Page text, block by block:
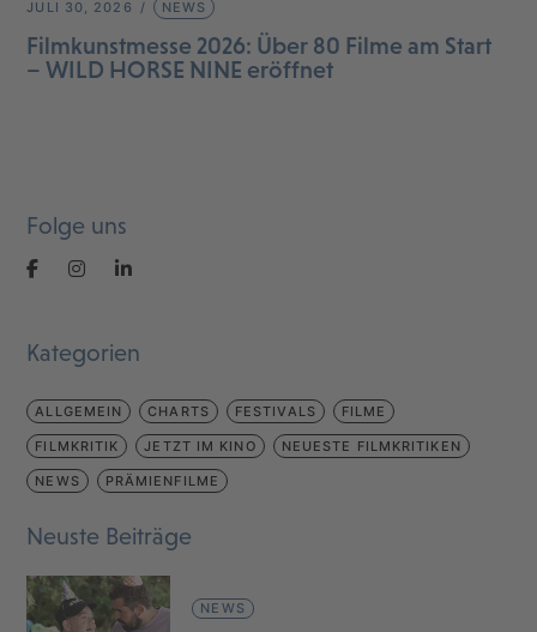
JULI 30, 2026 NEWS
Filmkunstmesse 2026: Über 80 Filme am Start
– WILD HORSE NINE eröffnet
Folge uns
Kategorien
ALLGEMEIN CHARTS FESTIVALS FILME
FILMKRITIK JETZT IM KINO NEUESTE FILMKRITIKEN
NEWS PRÄMIENFILME
Neuste Beiträge
NEWS